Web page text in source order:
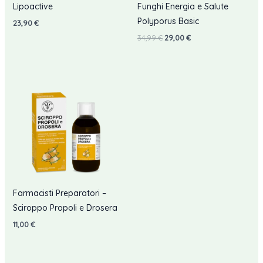
Lipoactive
23,90€
Funghi Energia e Salute
Polyporus Basic
34,99€Il
29,00€Il
Farmacisti Preparatori –
Sciroppo Propoli e Drosera
11,00€